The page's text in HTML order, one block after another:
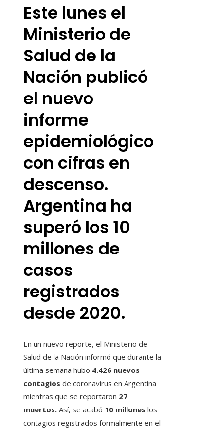
Este lunes el
Ministerio de
Salud de la
Nación publicó
el nuevo
informe
epidemiológico
con cifras en
descenso.
Argentina ha
superó los 10
millones de
casos
registrados
desde 2020.
En un nuevo reporte, el Ministerio de
Salud de la Nación informó que durante la
última semana hubo 4.426 nuevos
contagios de coronavirus en Argentina
mientras que se reportaron 27
muertos. Así, se acabó 10 millones los
contagios registrados formalmente en el